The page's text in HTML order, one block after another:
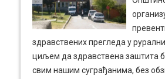
здравствених прегледа у
циљем да здравствена заштита
свим нашим суграђанима, без